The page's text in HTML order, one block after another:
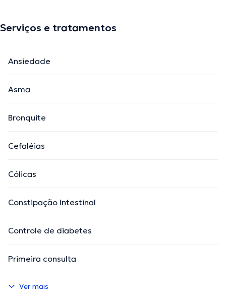
Serviços e tratamentos
Ansiedade
Asma
Bronquite
Cefaléias
Cólicas
Constipação Intestinal
Controle de diabetes
Primeira consulta
Ver mais